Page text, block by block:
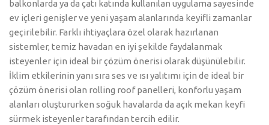
balkonlarda ya da çatı katında kullanılan uygulama sayesinde
ev içleri genişler ve yeni yaşam alanlarında keyifli zamanlar
geçirilebilir. Farklı ihtiyaçlara özel olarak hazırlanan
sistemler, temiz havadan en iyi şekilde faydalanmak
isteyenler için ideal bir çözüm önerisi olarak düşünülebilir.
İklim etkilerinin yanı sıra ses ve ısı yalıtımı için de ideal bir
çözüm önerisi olan rolling roof panelleri, konforlu yaşam
alanları oluştururken soğuk havalarda da açık mekan keyfi
sürmek isteyenler tarafından tercih edilir.